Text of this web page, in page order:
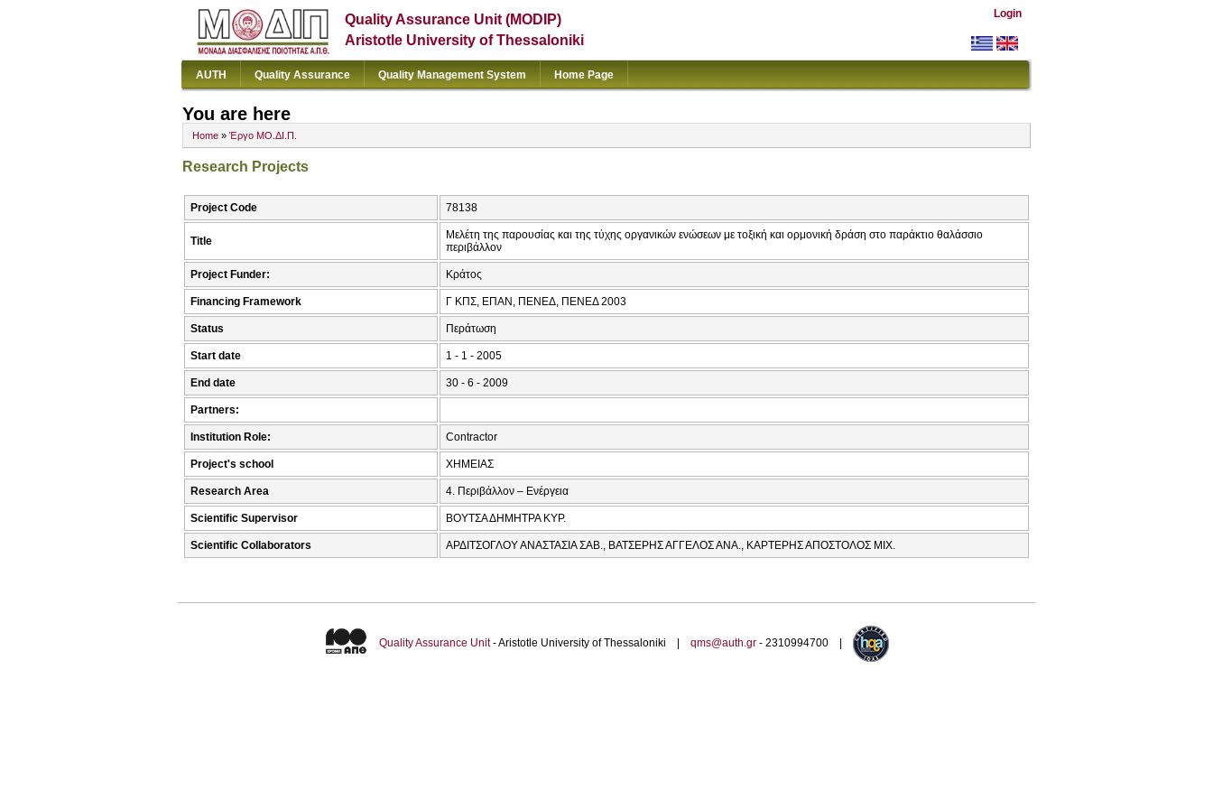
Quality Assurance Unit (MODIP)
Aristotle University of Thessaloniki
Login
AUTH Quality Assurance Quality Management System Home Page
You are here
Home » Έργο ΜΟ.ΔΙ.Π.
Research Projects
Project Code 78138
Title
Μελέτη της παρουσίας και της τύχης οργανικών ενώσεων με τοξική και ορμονική δράση στο παράκτιο θαλάσσιο
περιβάλλον
Project Funder: Κράτος
Financing Framework Γ ΚΠΣ, ΕΠΑΝ, ΠΕΝΕΔ, ΠΕΝΕΔ 2003
Status Περάτωση
Start date 1 - 1 - 2005
End date 30 - 6 - 2009
Partners:
Institution Role: Contractor
Project's school ΧΗΜΕΙΑΣ
Research Area 4. Περιβάλλον – Ενέργεια
Scientific Supervisor ΒΟΥΤΣΑ ΔΗΜΗΤΡΑ ΚΥΡ.
Scientific Collaborators ΑΡΔΙΤΣΟΓΛΟΥ ΑΝΑΣΤΑΣΙΑ ΣΑΒ., ΒΑΤΣΕΡΗΣ ΑΓΓΕΛΟΣ ΑΝΑ., ΚΑΡΤΕΡΗΣ ΑΠΟΣΤΟΛΟΣ ΜΙΧ.
Quality Assurance Unit- Aristotle University of Thessaloniki | qms@auth.gr- 2310994700 |